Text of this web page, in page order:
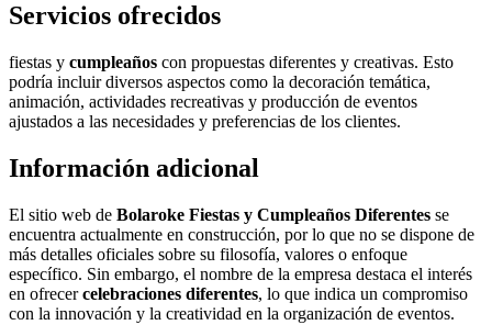
Servicios ofrecidos
fiestas y cumpleaños con propuestas diferentes y creativas. Esto
podría incluir diversos aspectos como la decoración temática,
animación, actividades recreativas y producción de eventos
ajustados a las necesidades y preferencias de los clientes.
Información adicional
El sitio web de Bolaroke Fiestas y Cumpleaños Diferentes se
encuentra actualmente en construcción, por lo que no se dispone de
más detalles oficiales sobre su filosofía, valores o enfoque
específico. Sin embargo, el nombre de la empresa destaca el interés
en ofrecercelebraciones diferentes, lo que indica un compromiso
con la innovación y la creatividad en la organización de eventos.